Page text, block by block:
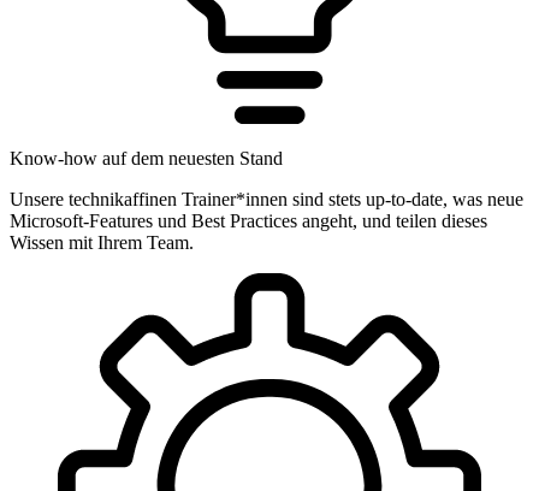
Know-how auf dem neuesten Stand
Unsere technikaffinen Trainer*innen sind stets up-to-date, was neue
Microsoft-Features und Best Practices angeht, und teilen dieses
Wissen mit Ihrem Team.